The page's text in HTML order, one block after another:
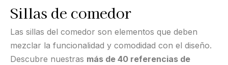
Sillas de comedor
Las sillas del comedor son elementos que deben
mezclar la funcionalidad y comodidad con el diseño.
Descubre nuestras más de 40 referencias de